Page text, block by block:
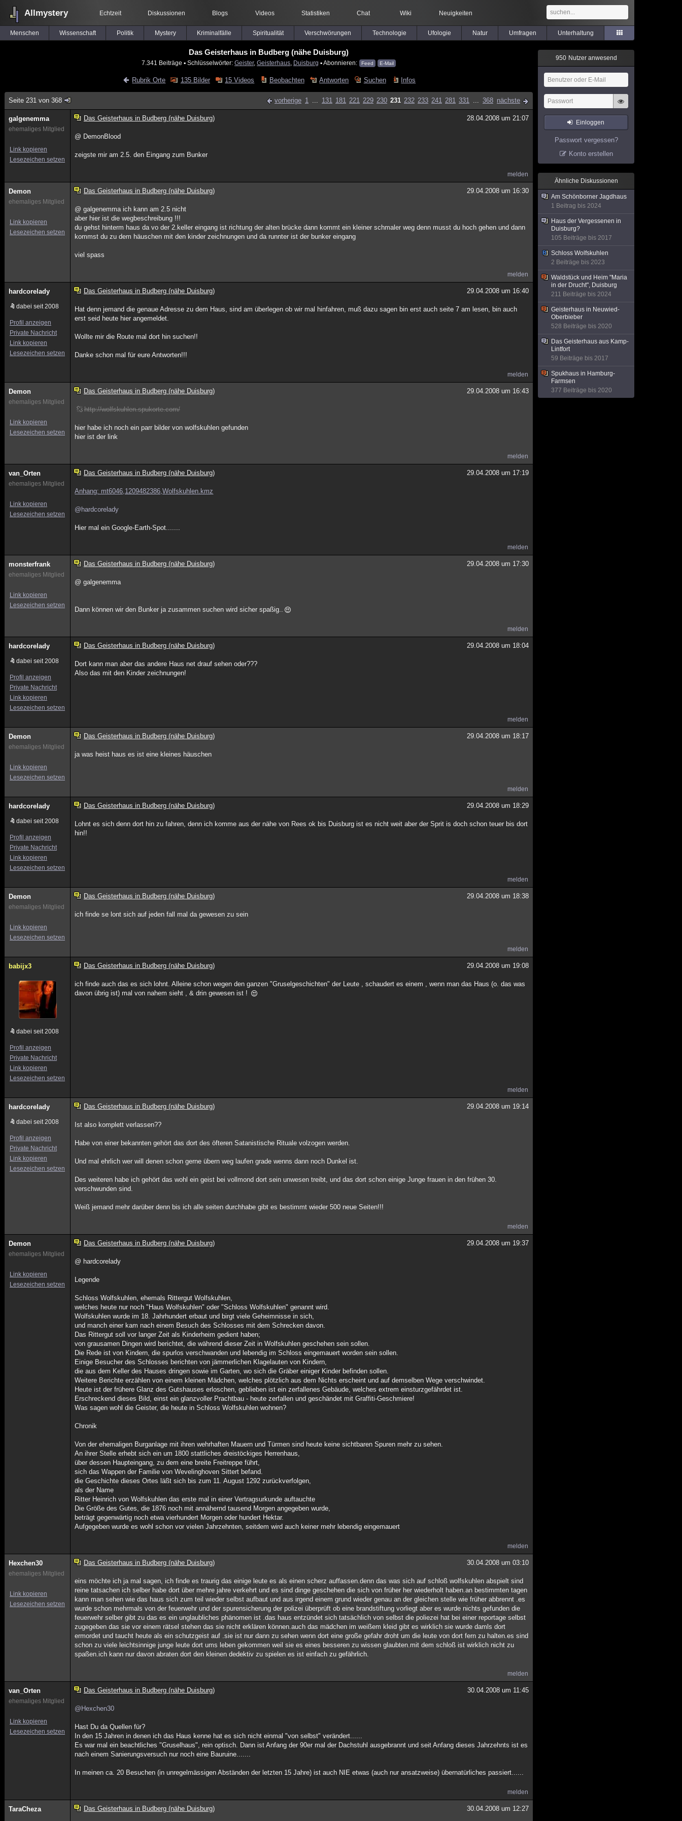
Allmystery Echtzeit Diskussionen Blogs Videos Statistiken Chat Wiki Neuigkeiten
Menschen Wissenschaft Politik Mystery Kriminalfälle Spiritualität Verschwörungen Technologie Ufologie Natur Umfragen Unterhaltung
Das Geisterhaus in Budberg (nähe Duisburg)
7.341 Beiträge ▪ Schlüsselwörter: Geister, Geisterhaus Duisburg ▪ Abonnieren: Feed E-Mail
Rubrik Orte 135 Bilder 15 Videos Beobachten Antworten Suchen Infos
Seite 231 von 368 vorherige 1 ... 131 181 221 229 230 231 232 233 241 281 331 ... 368 nächste
galgenemma
ehemaliges Mitglied
Link kopieren
Lesezeichen setzen
Das Geisterhaus in Budberg (nähe Duisburg) 28.04.2008 um 21:07
@ DemonBlood
zeigste mir am 2.5. den Eingang zum Bunker
melden
Demon
ehemaliges Mitglied
Link kopieren
Lesezeichen setzen
Das Geisterhaus in Budberg (nähe Duisburg) 29.04.2008 um 16:30
@ galgenemma ich kann am 2.5 nicht
aber hier ist die wegbeschreibung !!!
du gehst hinterm haus da vo der 2.keller eingang ist richtung der alten brücke dann kommt ein kleiner schmaler weg denn musst du hoch gehen und dann
kommst du zu dem häuschen mit den kinder zeichnungen und da runnter ist der bunker eingang
viel spass
melden
hardcorelady
dabei seit 2008
Profil anzeigen
Private Nachricht
Link kopieren
Lesezeichen setzen
Das Geisterhaus in Budberg (nähe Duisburg) 29.04.2008 um 16:40
Hat denn jemand die genaue Adresse zu dem Haus, sind am überlegen ob wir mal hinfahren, muß dazu sagen bin erst auch seite 7 am lesen, bin auch
erst seid heute hier angemeldet.
Wollte mir die Route mal dort hin suchen!!
Danke schon mal für eure Antworten!!!
melden
Demon
ehemaliges Mitglied
Link kopieren
Lesezeichen setzen
Das Geisterhaus in Budberg (nähe Duisburg) 29.04.2008 um 16:43
http://wolfskuhlen.spukorte.com/
hier habe ich noch ein parr bilder von wolfskuhlen gefunden
hier ist der link
melden
van_Orten
ehemaliges Mitglied
Link kopieren
Lesezeichen setzen
Das Geisterhaus in Budberg (nähe Duisburg) 29.04.2008 um 17:19
Anhang: mt6046,1209482386,Wolfskuhlen.kmz
@hardcorelady
Hier mal ein Google-Earth-Spot.......
melden
monsterfrank
ehemaliges Mitglied
Link kopieren
Lesezeichen setzen
Das Geisterhaus in Budberg (nähe Duisburg) 29.04.2008 um 17:30
@ galgenemma
Dann können wir den Bunker ja zusammen suchen wird sicher spaßig..
melden
hardcorelady
dabei seit 2008
Profil anzeigen
Private Nachricht
Link kopieren
Lesezeichen setzen
Das Geisterhaus in Budberg (nähe Duisburg) 29.04.2008 um 18:04
Dort kann man aber das andere Haus net drauf sehen oder???
Also das mit den Kinder zeichnungen!
melden
Demon
ehemaliges Mitglied
Link kopieren
Lesezeichen setzen
Das Geisterhaus in Budberg (nähe Duisburg) 29.04.2008 um 18:17
ja was heist haus es ist eine kleines häuschen
melden
hardcorelady
dabei seit 2008
Profil anzeigen
Private Nachricht
Link kopieren
Lesezeichen setzen
Das Geisterhaus in Budberg (nähe Duisburg) 29.04.2008 um 18:29
Lohnt es sich denn dort hin zu fahren, denn ich komme aus der nähe von Rees ok bis Duisburg ist es nicht weit aber der Sprit is doch schon teuer bis dort
hin!!
melden
Demon
ehemaliges Mitglied
Link kopieren
Lesezeichen setzen
Das Geisterhaus in Budberg (nähe Duisburg) 29.04.2008 um 18:38
ich finde se lont sich auf jeden fall mal da gewesen zu sein
melden
babijx3
dabei seit 2008
Profil anzeigen
Private Nachricht
Link kopieren
Lesezeichen setzen
Das Geisterhaus in Budberg (nähe Duisburg) 29.04.2008 um 19:08
ich finde auch das es sich lohnt. Alleine schon wegen den ganzen "Gruselgeschichten" der Leute , schaudert es einem , wenn man das Haus (o. das was
davon übrig ist) mal von nahem sieht , & drin gewesen ist !
melden
hardcorelady
dabei seit 2008
Profil anzeigen
Private Nachricht
Link kopieren
Lesezeichen setzen
Das Geisterhaus in Budberg (nähe Duisburg) 29.04.2008 um 19:14
Ist also komplett verlassen??
Habe von einer bekannten gehört das dort des öfteren Satanistische Rituale volzogen werden.
Und mal ehrlich wer will denen schon gerne übern weg laufen grade wenns dann noch Dunkel ist.
Des weiteren habe ich gehört das wohl ein geist bei vollmond dort sein unwesen treibt, und das dort schon einige Junge frauen in den frühen 30.
verschwunden sind.
Weiß jemand mehr darüber denn bis ich alle seiten durchhabe gibt es bestimmt wieder 500 neue Seiten!!!
melden
Demon
ehemaliges Mitglied
Link kopieren
Lesezeichen setzen
Das Geisterhaus in Budberg (nähe Duisburg) 29.04.2008 um 19:37
@ hardcorelady
Legende
Schloss Wolfskuhlen, ehemals Rittergut Wolfskuhlen,
welches heute nur noch "Haus Wolfskuhlen" oder "Schloss Wolfskuhlen" genannt wird.
Wolfskuhlen wurde im 18. Jahrhundert erbaut und birgt viele Geheimnisse in sich,
und manch einer kam nach einem Besuch des Schlosses mit dem Schrecken davon.
Das Rittergut soll vor langer Zeit als Kinderheim gedient haben;
von grausamen Dingen wird berichtet, die während dieser Zeit in Wolfskuhlen geschehen sein sollen.
Die Rede ist von Kindern, die spurlos verschwanden und lebendig im Schloss eingemauert worden sein sollen.
Einige Besucher des Schlosses berichten von jämmerlichen Klagelauten von Kindern,
die aus dem Keller des Hauses dringen sowie im Garten, wo sich die Gräber einiger Kinder befinden sollen.
Weitere Berichte erzählen von einem kleinen Mädchen, welches plötzlich aus dem Nichts erscheint und auf demselben Wege verschwindet.
Heute ist der frühere Glanz des Gutshauses erloschen, geblieben ist ein zerfallenes Gebäude, welches extrem einsturzgefährdet ist.
Erschreckend dieses Bild, einst ein glanzvoller Prachtbau - heute zerfallen und geschändet mit Graffiti-Geschmiere!
Was sagen wohl die Geister, die heute in Schloss Wolfskuhlen wohnen?
Chronik
Von der ehemaligen Burganlage mit ihren wehrhaften Mauern und Türmen sind heute keine sichtbaren Spuren mehr zu sehen.
An ihrer Stelle erhebt sich ein um 1800 stattliches dreistöckiges Herrenhaus,
über dessen Haupteingang, zu dem eine breite Freitreppe führt,
sich das Wappen der Familie von Wevelinghoven Sittert befand.
die Geschichte dieses Ortes läßt sich bis zum 11. August 1292 zurückverfolgen,
als der Name
Ritter Heinrich von Wolfskuhlen das erste mal in einer Vertragsurkunde auftauchte
Die Größe des Gutes, die 1876 noch mit annähernd tausend Morgen angegeben wurde,
beträgt gegenwärtig noch etwa vierhundert Morgen oder hundert Hektar.
Aufgegeben wurde es wohl schon vor vielen Jahrzehnten, seitdem wird auch keiner mehr lebendig eingemauert
melden
Hexchen30
ehemaliges Mitglied
Link kopieren
Lesezeichen setzen
Das Geisterhaus in Budberg (nähe Duisburg) 30.04.2008 um 03:10
eins möchte ich ja mal sagen, ich finde es traurig das einige leute es als einen scherz auffassen.denn das was sich auf schloß wolfskuhlen abspielt sind
reine tatsachen ich selber habe dort über mehre jahre verkehrt und es sind dinge geschehen die sich von früher her wiederholt haben.an bestimmten tagen
kann man sehen wie das haus sich zum teil wieder selbst aufbaut und aus irgend einem grund wieder genau an der gleichen stelle wie früher abbrennt .es
wurde schon mehrmals von der feuerwehr und der spurensicherung der polizei überprüft ob eine brandstiftung vorliegt aber es wurde nichts gefunden die
feuerwehr selber gibt zu das es ein unglaubliches phänomen ist .das haus entzündet sich tatsächlich von selbst die poliezei hat bei einer reportage selbst
zugegeben das sie vor einem rätsel stehen das sie nicht erklären können.auch das mädchen im weißem kleid gibt es wirklich sie wurde damls dort
ermordet und taucht heute als ein schutzgeist auf .sie ist nur dann zu sehen wenn dort eine große gefahr droht um die leute von dort fern zu halten.es sind
schon zu viele leichtsinnige junge leute dort ums leben gekommen weil sie es eines besseren zu wissen glaubten.mit dem schloß ist wirklich nicht zu
spaßen.ich kann nur davon abraten dort den kleinen dedektiv zu spielen es ist einfach zu gefährlich.
melden
van_Orten
ehemaliges Mitglied
Link kopieren
Lesezeichen setzen
Das Geisterhaus in Budberg (nähe Duisburg) 30.04.2008 um 11:45
@Hexchen30
Hast Du da Quellen für?
In den 15 Jahren in denen ich das Haus kenne hat es sich nicht einmal "von selbst" verändert......
Es war mal ein beachtliches "Gruselhaus", rein optisch. Dann ist Anfang der 90er mal der Dachstuhl ausgebrannt und seit Anfang dieses Jahrzehnts ist es
nach einem Sanierungsversuch nur noch eine Bauruine.......
In meinen ca. 20 Besuchen (in unregelmässigen Abständen der letzten 15 Jahre) ist auch NIE etwas (auch nur ansatzweise) übernatürliches passiert......
melden
TaraCheza Das Geisterhaus in Budberg (nähe Duisburg) 30.04.2008 um 12:27
950 Nutzer anwesend
Einloggen
Passwort vergessen?
Konto erstellen
Ähnliche Diskussionen
Am Schönborner Jagdhaus
1 Beitrag bis 2024
Haus der Vergessenen in
Duisburg?
105 Beiträge bis 2017
Schloss Wolfskuhlen
2 Beiträge bis 2023
Waldstück und Heim "Maria
in der Drucht", Duisburg
211 Beiträge bis 2024
Geisterhaus in Neuwied-
Oberbieber
528 Beiträge bis 2020
Das Geisterhaus aus Kamp-
Lintfort
59 Beiträge bis 2017
Spukhaus in Hamburg-
Farmsen
377 Beiträge bis 2020